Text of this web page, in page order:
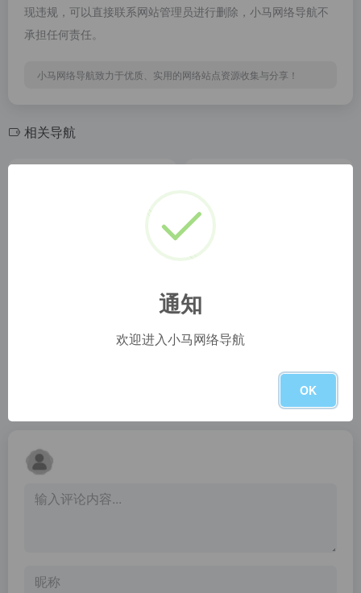
现违规，可以直接联系网站管理员进行删除，小马网络导航不
承担任何责任。
小马网络导航致力于优质、实用的网络站点资源收集与分享！
相关导航
百度语音为开发者提供业界领先、永久免费的语音技术服务，包括语音识别、语义解析、语音合成，支持java，C/C++等语言及Windows，Linux，Android，iOS等平台。百度语音通过SDK、REST API及离线开发包等多种服务方式，满足不同开发者的需求。
Browser Frame is a free tool that helps you wrap screenshots in different browser frames. Supports Chrome, Firefox, Safari, and more.
企业老板客户查询
通知
欢迎进入小马网络导航
OK